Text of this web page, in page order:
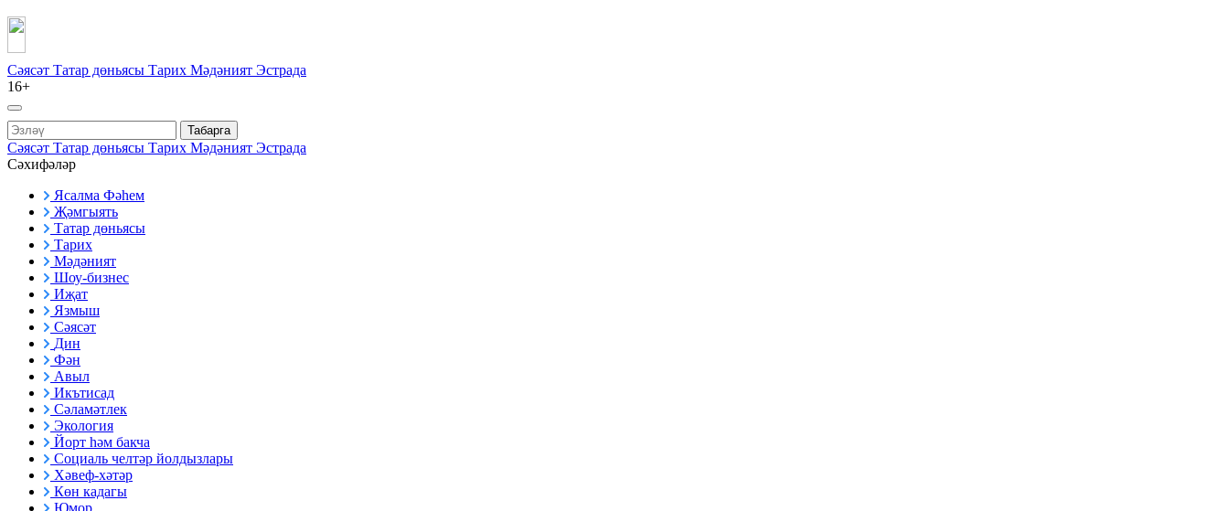
Сәясәт Татар дөньясы Тарих Мәдәният Эстрада
16+
Табарга
Сәясәт Татар дөньясы Тарих Мәдәният Эстрада
Сәхифәләр
Ясалма Фәһем
Җәмгыять
Татар дөньясы
Тарих
Мәдәният
Шоу-бизнес
Иҗат
Язмыш
Сәясәт
Дин
Фән
Авыл
Икътисад
Сәламәтлек
Экология
Йорт һәм бакча
Социаль челтәр йолдызлары
Хәвеф-хәтәр
Көн кадагы
Юмор